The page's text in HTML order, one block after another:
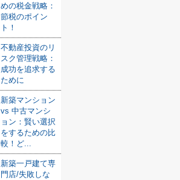
めの税金戦略：
節税のポイン
ト！
不動産投資のリ
スク管理戦略：
成功を追求する
ために
新築マンション
vs 中古マンシ
ョン：賢い選択
をするための比
較！ど...
新築一戸建て専
門店/失敗しな